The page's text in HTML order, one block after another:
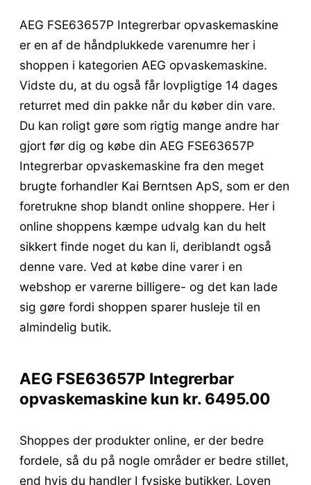
AEG FSE63657P Integrerbar opvaskemaskine
er en af de håndplukkede varenumre her i
shoppen i kategorien AEG opvaskemaskine.
Vidste du, at du også får lovpligtige 14 dages
returret med din pakke når du køber din vare.
Du kan roligt gøre som rigtig mange andre har
gjort før dig og købe din AEG FSE63657P
Integrerbar opvaskemaskine fra den meget
brugte forhandler Kai Berntsen ApS, som er den
foretrukne shop blandt online shoppere. Her i
online shoppens kæmpe udvalg kan du helt
sikkert finde noget du kan li, deriblandt også
denne vare. Ved at købe dine varer i en
webshop er varerne billigere- og det kan lade
sig gøre fordi shoppen sparer husleje til en
almindelig butik.
AEG FSE63657P Integrerbar
opvaskemaskine kun kr. 6495.00
Shoppes der produkter online, er der bedre
fordele, så du på nogle områder er bedre stillet,
end hvis du handler I fysiske butikker. Loven